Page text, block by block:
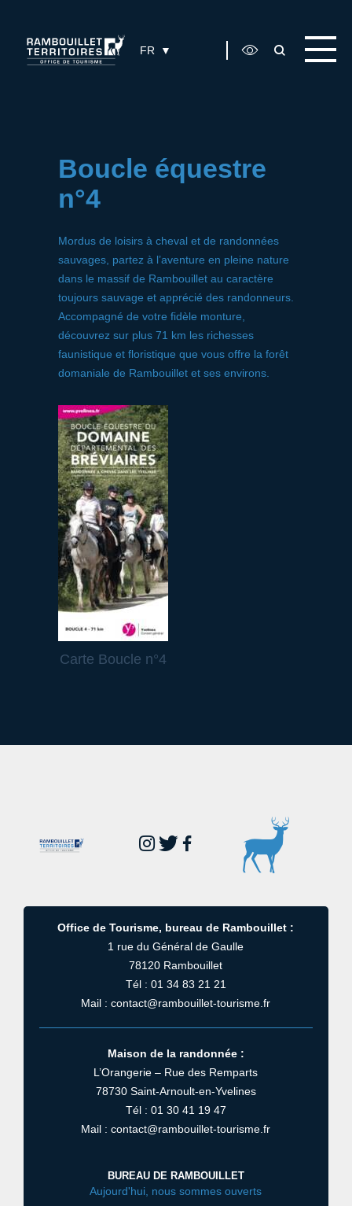
FR
Boucle équestre
n°4
Mordus de loisirs à cheval et de randonnées
sauvages, partez à l’aventure en pleine nature
dans le massif de Rambouillet au caractère
toujours sauvage et apprécié des randonneurs.
Accompagné de votre fidèle monture,
découvrez sur plus 71 km les richesses
faunistique et floristique que vous offre la forêt
domaniale de Rambouillet et ses environs.
Carte Boucle n°4
Office de Tourisme, bureau de Rambouillet :
1 rue du Général de Gaulle
78120 Rambouillet
Tél : 01 34 83 21 21
Mail : contact@rambouillet-tourisme.fr
Maison de la randonnée :
L’Orangerie – Rue des Remparts
78730 Saint-Arnoult-en-Yvelines
Tél : 01 30 41 19 47
Mail : contact@rambouillet-tourisme.fr
BUREAU DE RAMBOUILLET
Aujourd'hui, nous sommes ouverts